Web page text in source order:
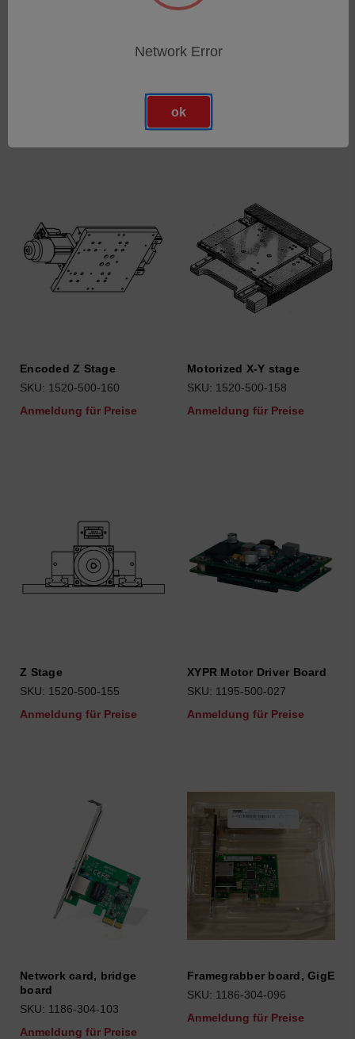
Scanner Kit, NewView
Motorized 150 x 150 mm
Encoded Z Stage
SKU: 1520-500-160
Anmeldung für Preise
Motorized X-Y stage
SKU: 1520-500-158
Anmeldung für Preise
Z Stage
SKU: 1520-500-155
Anmeldung für Preise
XYPR Motor Driver Board
SKU: 1195-500-027
Anmeldung für Preise
Network card, bridge
board
SKU: 1186-304-103
Anmeldung für Preise
Framegrabber board, GigE
SKU: 1186-304-096
Anmeldung für Preise
Network Error
ok